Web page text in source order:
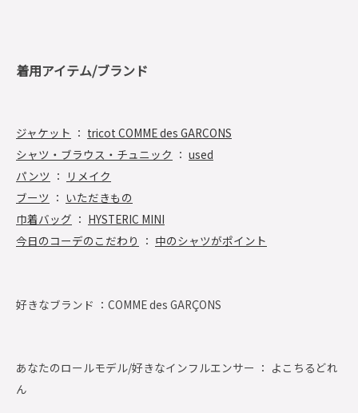
着用アイテム/ブランド
ジャケット ： tricot COMME des GARCONS
シャツ・ブラウス・チュニック ： used
パンツ ： リメイク
ブーツ ： いただきもの
巾着バッグ ： HYSTERIC MINI
今日のコーデのこだわり ： 中のシャツがポイント
好きなブランド ： COMME des GARÇONS
あなたのロールモデル/好きなインフルエンサー ： よこちるどれ
ん